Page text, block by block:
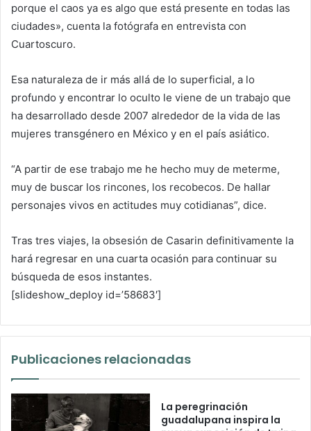
porque el caos ya es algo que está presente en todas las
ciudades», cuenta la fotógrafa en entrevista con
Cuartoscuro.
Esa naturaleza de ir más allá de lo superficial, a lo
profundo y encontrar lo oculto le viene de un trabajo que
ha desarrollado desde 2007 alrededor de la vida de las
mujeres transgénero en México y en el país asiático.
“A partir de ese trabajo me he hecho muy de meterme,
muy de buscar los rincones, los recobecos. De hallar
personajes vivos en actitudes muy cotidianas”, dice.
Tras tres viajes, la obsesión de Casarin definitivamente la
hará regresar en una cuarta ocasión para continuar su
búsqueda de esos instantes.
[slideshow_deploy id=’58683′]
Publicaciones relacionadas
La peregrinación
guadalupana inspira la